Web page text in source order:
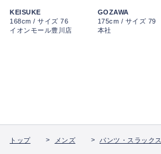
KEISUKE
168cm / サイズ 76
イオンモール豊川店
GOZAWA
175cm / サイズ 79
本社
トップ メンズ パンツ・スラックス